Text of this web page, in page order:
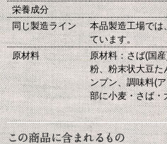
栄養成分
同じ製造ライン
本品製造工場では
ています。
原材料
原材料：さば(国
粉、粉末状大豆た
ンプン、調味料(
部に小麦・さば・